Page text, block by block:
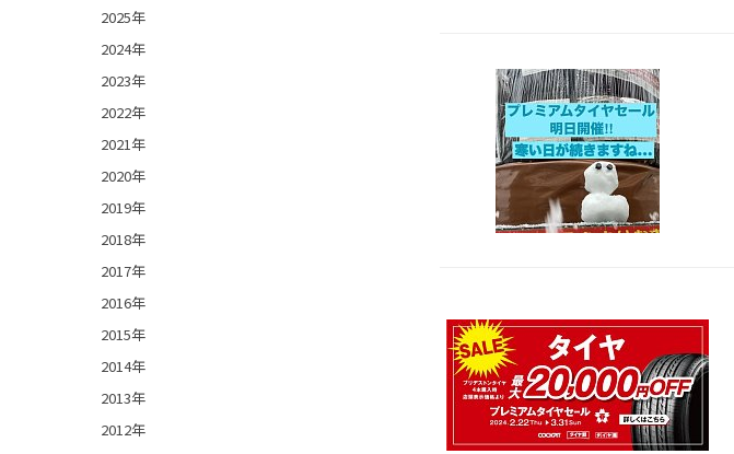
2025年
2024年
2023年
2022年
2021年
2020年
2019年
2018年
2017年
2016年
2015年
2014年
2013年
2012年